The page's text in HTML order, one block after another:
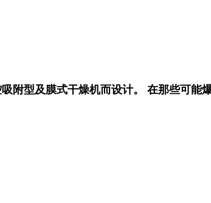
型及膜式干燥机而设计。 在那些可